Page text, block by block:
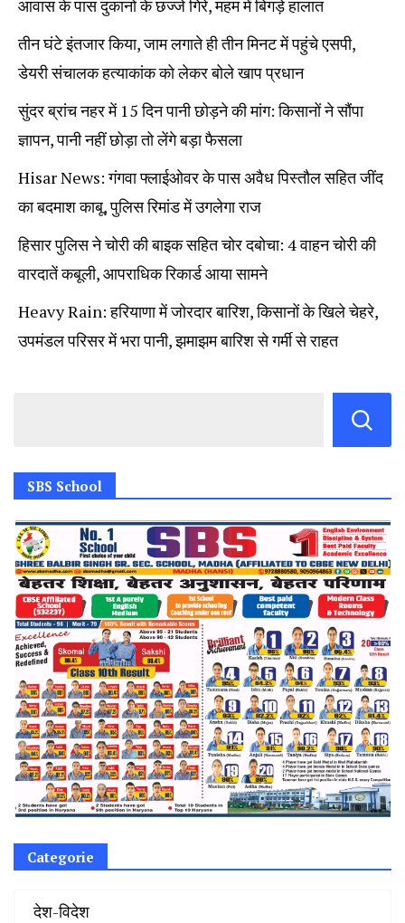
आवास के पास दुकानों के छज्जे गिरे, महम में बिगड़े हालात
तीन घंटे इंतजार किया, जाम लगाते ही तीन मिनट में पहुंचे एसपी,
डेयरी संचालक हत्याकांक को लेकर बोले खाप प्रधान
सुंदर ब्रांच नहर में 15 दिन पानी छोड़ने की मांग: किसानों ने सौंपा
ज्ञापन, पानी नहीं छोड़ा तो लेंगे बड़ा फैसला
Hisar News: गंगवा फ्लाईओवर के पास अवैध पिस्तौल सहित जींद
का बदमाश काबू, पुलिस रिमांड में उगलेगा राज
हिसार पुलिस ने चोरी की बाइक सहित चोर दबोचा: 4 वाहन चोरी की
वारदातें कबूली, आपराधिक रिकार्ड आया सामने
Heavy Rain: हरियाणा में जोरदार बारिश, किसानों के खिले चेहरे,
उपमंडल परिसर में भरा पानी, झमाझम बारिश से गर्मी से राहत
SBS School
Categorie
‌ देश-विदेश